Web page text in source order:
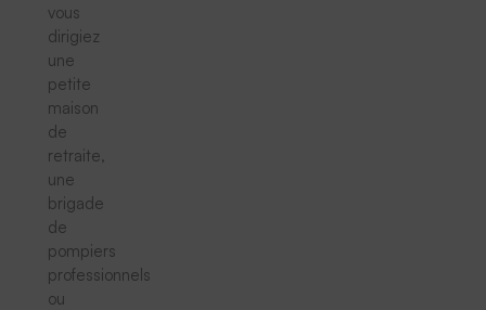
vous
dirigiez
une
petite
maison
de
retraite,
une
brigade
de
pompiers
professionnels
ou